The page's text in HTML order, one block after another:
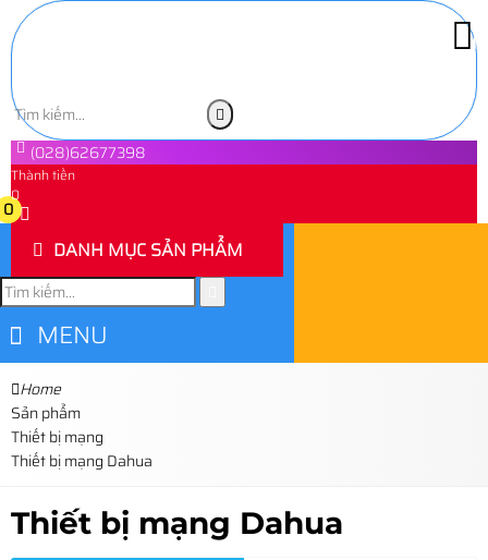
(028)62677398
Thành tiền
0
0
DANH MỤC SẢN PHẨM
MENU
Home
Sản phẩm
Thiết bị mạng
Thiết bị mạng Dahua
Thiết bị mạng Dahua